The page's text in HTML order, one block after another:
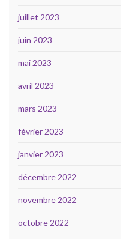
juillet 2023
juin 2023
mai 2023
avril 2023
mars 2023
février 2023
janvier 2023
décembre 2022
novembre 2022
octobre 2022